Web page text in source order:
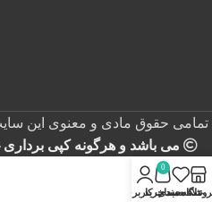
تمامی حقوق مادی و معنوی این
می باشد و هرگونه کپی
علاقه مندی
0
سبد خرید
حساب کاربری من